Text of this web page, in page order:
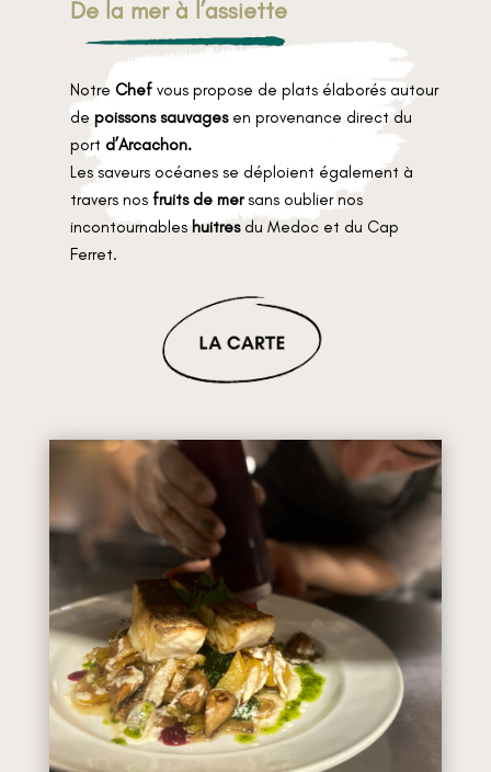
De la mer à l’assiette
Notre Chefvous propose de plats élaborés autour
de poissons sauvagesen provenance direct du
port d’Arcachon.
Les saveurs océanes se déploient également à
travers nos fruits de mersans oublier nos
incontournables huitresdu Medoc et du Cap
Ferret.